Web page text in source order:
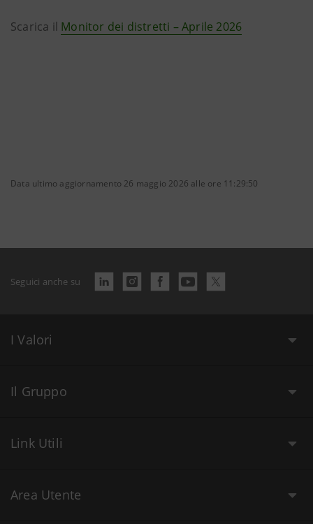
Scarica il Monitor dei distretti – Aprile 2026
Data ultimo aggiornamento 26 maggio 2026 alle ore 11:29:50
Seguici anche su
I Valori
Il Gruppo
Link Utili
Area Utente